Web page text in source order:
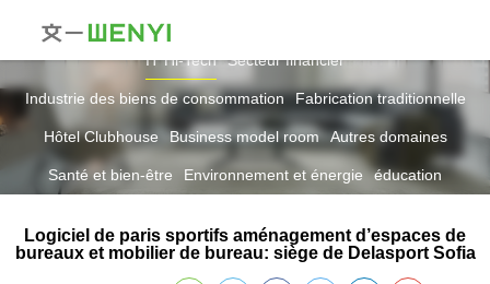
IT Hi-Tech Secteur financier
Industrie des biens de consommation Fabrication traditionnelle
Hôtel Clubhouse Business model room Autres domaines
Santé et bien-être Environnement et énergie éducation
Logiciel de paris sportifs aménagement d’espaces de
bureaux et mobilier de bureau: siège de Delasport Sofia